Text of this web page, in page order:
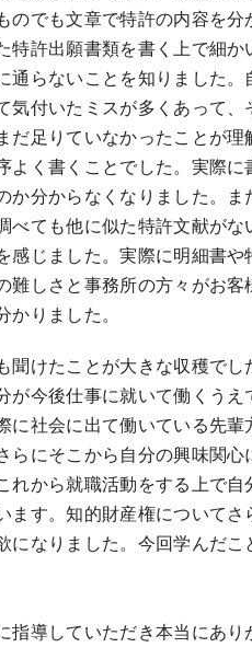
のでも文章で特許の内容を分
特許出願書類を書く上で細か
通らないことを知りました。
気付いたミスが多くあって、
だ足りていなかったことが理
よく書くことでした。実際に
か分からなくなりました。ま
べても他に似た特許文献がな
感じました。実際に明細書や
難しさと事務所の方々がお客
かりました。
けたことが大きな収穫でし
が今後仕事に就いて働くうえ
に社会に出て働いている先輩
らにそこから自分の興味関心
れから就職活動をする上で自
ます。知的財産権についてさ
になりました。今回学んだこ
導していただき本当にあり